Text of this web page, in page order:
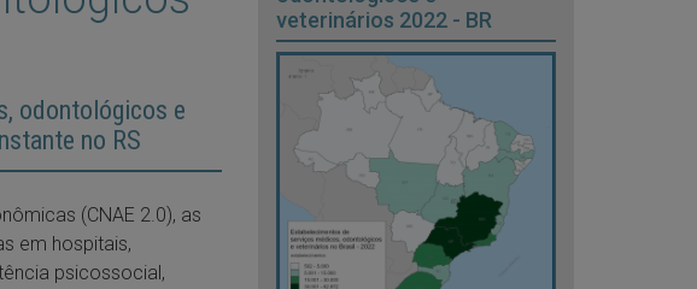
odontológicos e
no RS
(CNAE 2.0), as
em hospitais,
psicossocial,
veterinários 2022 - BR